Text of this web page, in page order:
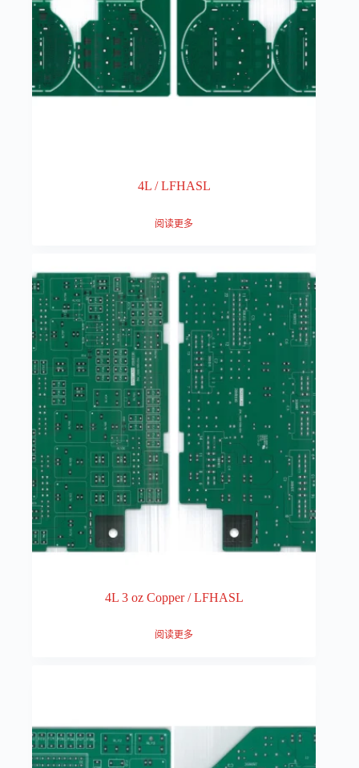
4L / LFHASL
阅读更多
4L 3 oz Copper / LFHASL
阅读更多